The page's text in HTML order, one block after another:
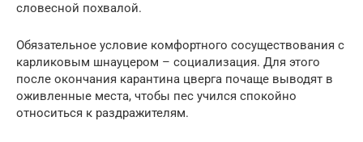
словесной похвалой.
Обязательное условие комфортного сосуществования с
карликовым шнауцером – социализация. Для этого
после окончания карантина цверга почаще выводят в
оживленные места, чтобы пес учился спокойно
относиться к раздражителям.